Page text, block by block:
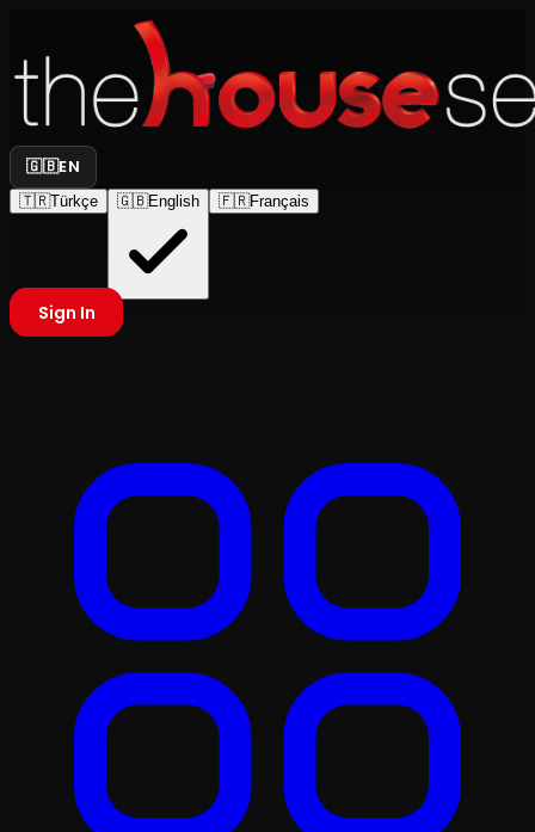
🇬🇧EN
🇹🇷Türkçe 🇬🇧English 🇫🇷Français
Sign In